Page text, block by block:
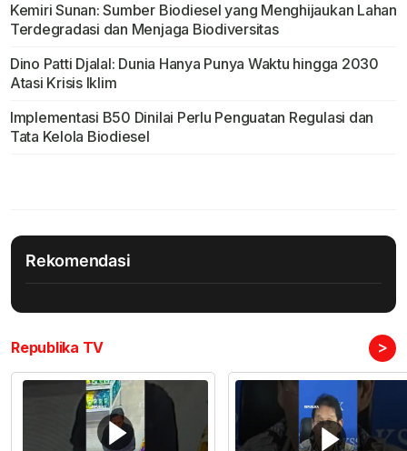
Kemiri Sunan: Sumber Biodiesel yang Menghijaukan Lahan
Terdegradasi dan Menjaga Biodiversitas
Dino Patti Djalal: Dunia Hanya Punya Waktu hingga 2030
Atasi Krisis Iklim
Implementasi B50 Dinilai Perlu Penguatan Regulasi dan
Tata Kelola Biodiesel
Rekomendasi
Republika TV >